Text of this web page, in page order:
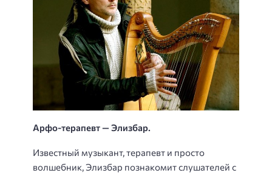
Арфо-терапевт — Элизбар.
Известный музыкант, терапевт и просто
волшебник, Элизбар познакомит слушателей с